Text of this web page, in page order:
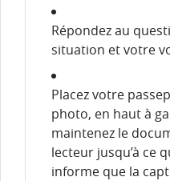
Répondez au
situation et votre
Placez votre
photo, en haut à
maintenez le
lecteur jusqu’à ce
informe que la